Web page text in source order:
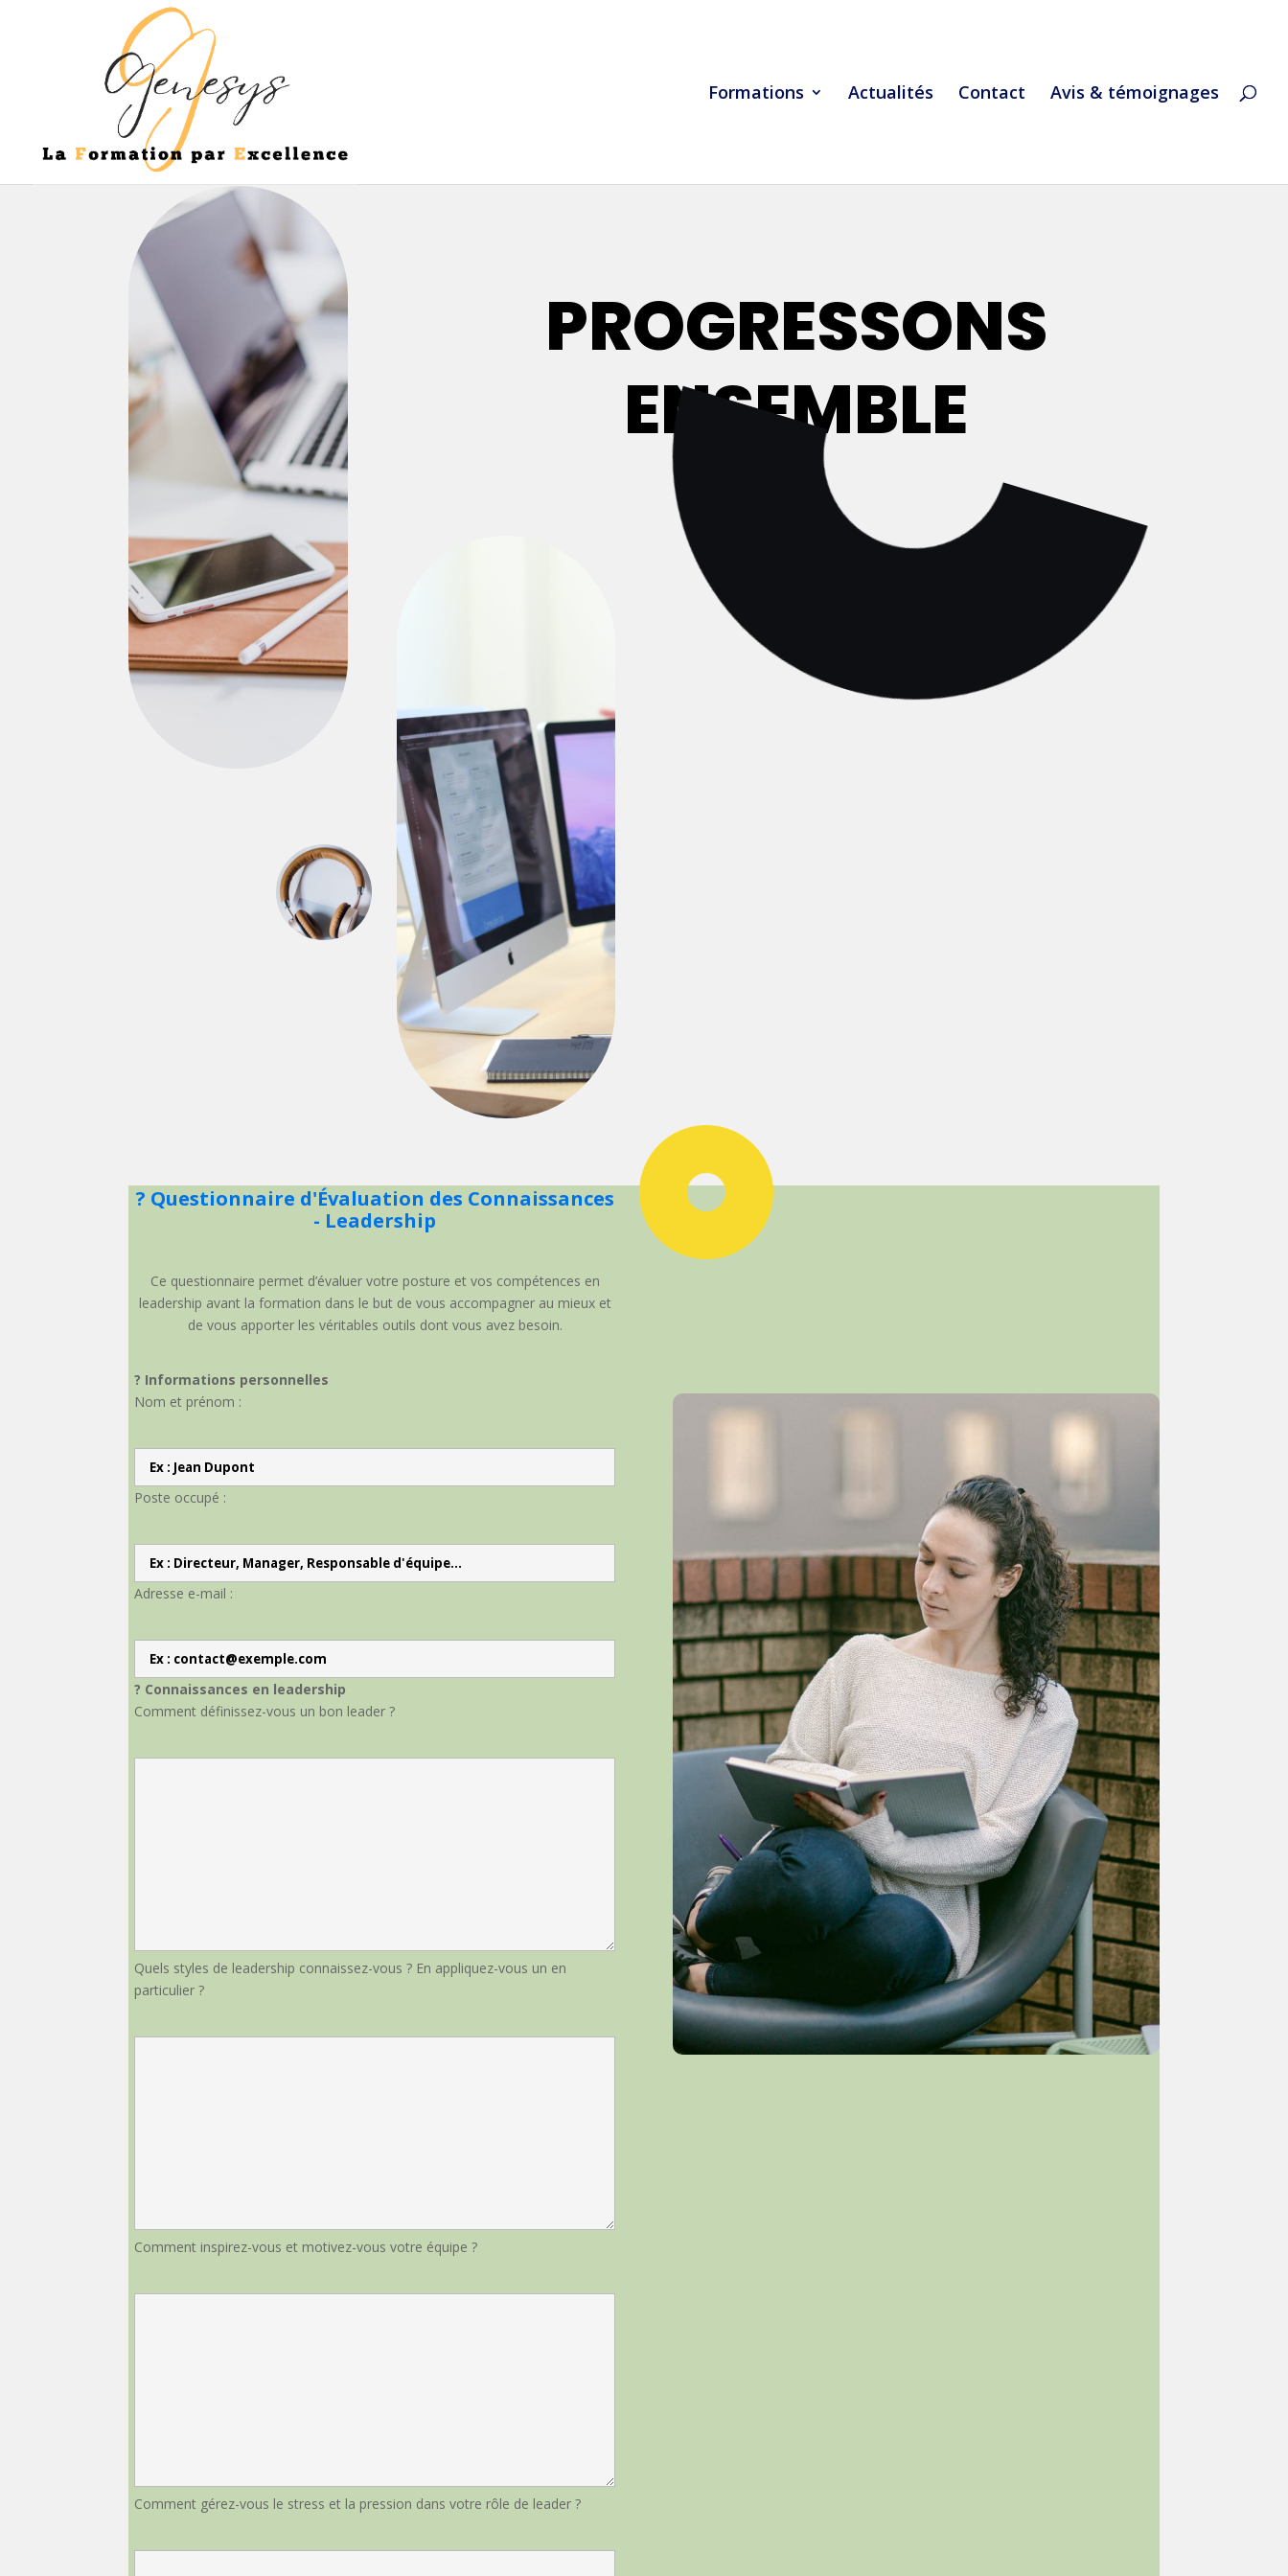
Formations Actualités Contact Avis & témoignages
PROGRESSONS
ENSEMBLE
? Questionnaire d'Évaluation des Connaissances
- Leadership
Ce questionnaire permet d’évaluer votre posture et vos compétences en
leadership avant la formation dans le but de vous accompagner au mieux et
de vous apporter les véritables outils dont vous avez besoin.
? Informations personnelles
Nom et prénom :
Poste occupé :
Adresse e-mail :
? Connaissances en leadership
Comment définissez-vous un bon leader ?
Quels styles de leadership connaissez-vous ? En appliquez-vous un en
particulier ?
Comment inspirez-vous et motivez-vous votre équipe ?
Comment gérez-vous le stress et la pression dans votre rôle de leader ?